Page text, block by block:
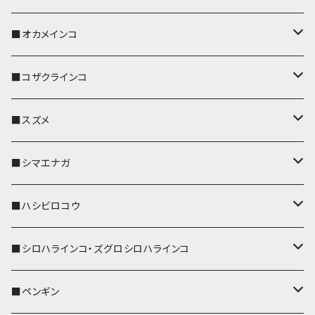
キーホルダー
パスケース
リール付きストラップ
リールのみ
ストラップ付
IDカードホルダー
キーケース
名刺入れ・カードケース
コインケース
キーカバー
キーホルダー
パスケース
リール付きストラップ
リールのみ
ストラップ付
キーケース
名刺入れ・カードケース
メガネケース
■オカメインコ
キーカバー
キーホルダー
パスケース
IDカードホルダー
リール付きストラップ
リールのみ
キーケース
■コザクラインコ
キーカバー
キーホルダー
パスケース
リール付きストラップ
リールのみ
メガネケース
■スズメ
キーカバー
キーホルダー
パスケース
リール付きストラップ
■シマエナガ
キーカバー
キーホルダー
パスケース
■ハシビロコウ
キーカバー
キーホルダー
■シロハラインコ・ズグロシロハラインコ
キーカバー
■ペンギン